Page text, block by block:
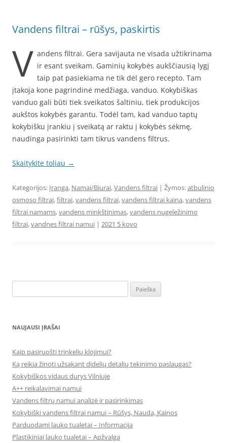
Vandens filtrai – rūšys, paskirtis
V andens filtrai. Gera savijauta ne visada užtikrinama
ir esant sveikam. Gaminių kokybės aukščiausią lygį
taip pat pasiekiama ne tik dėl gero recepto. Tam
įtakoja kone pagrindinė medžiaga, vanduo. Kokybiškas
vanduo gali būti tiek sveikatos šaltiniu, tiek produkcijos
aukštos kokybės garantu. Todėl tam, kad vanduo taptų
kokybišku įrankiu į sveikatą ar raktu į kokybės sėkmę,
naudinga pasirinkti tam tikrus vandens filtrus.
Skaitykite toliau →
Kategorijos: Įranga, Namai/Biurai,Vandens filtrai | Žymos:atbulinio
osmoso filtrai,filtrai,vandens filtrai,vandens filtrai kaina,vandens
filtrai namams,vandens minkštinimas,vandens nugeležinimo
filtrai,vandnes filtrai namui | 2021 5 kovo
NAUJAUSI ĮRAŠAI
Kaip pasiruošti trinkelių klojimui?
Ką reikia žinoti užsakant didelių detalių tekinimo paslaugas?
Kokybiškos vidaus durys Vilniuje
A++ reikalavimai namui
Vandens filtrų namui analizė ir pasirinkimas
Kokybiški vandens filtrai namui – Rūšys, Nauda, Kainos
Parduodami lauko tualetai – Informacija
Plastikiniai lauko tualetai – Apžvalga